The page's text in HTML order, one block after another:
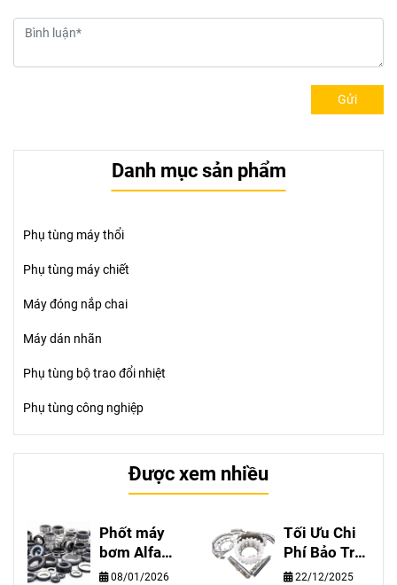
Gửi
Danh mục sản phẩm
Phụ tùng máy thổi
Phụ tùng máy chiết
Máy đóng nắp chai
Máy dán nhãn
Phụ tùng bộ trao đổi nhiệt
Phụ tùng công nghiệp
Được xem nhiều
Phốt máy
bơm Alfa
Laval, Hilge,
08/01/2026
Tối Ưu Chi
Phí Bảo Trì
Dây Chuyền
22/12/2025